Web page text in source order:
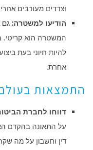
וצדדים מעורבים אחרים.
הודיעו למשטרה:גם
המשטרה הוא קריטי.
להיות חיוני בעת
אחרת.
התמצאות
דווחו לחברת
על התאונה בהקדם
דין וחשבון על מה